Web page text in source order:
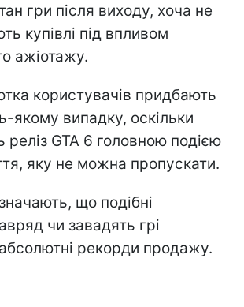
гри після виходу, хоча не
купівлі під впливом
ажіотажу.
користувачів придбають
якому випадку, оскільки
GTA 6 головною подією
яку не можна пропускати.
що подібні
чи завадять грі
рекорди продажу.